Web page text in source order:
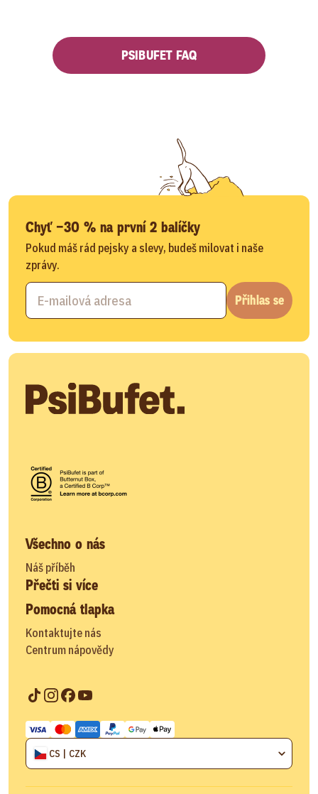
PSIBUFET FAQ
Chyť −30 % na první 2 balíčky
Pokud máš rád pejsky a slevy, budeš milovat i naše
zprávy.
Přihlas se
Všechno o nás
Náš příběh
Přečti si více
Pomocná tlapka
Kontaktujte nás
Centrum nápovědy
CS | CZK